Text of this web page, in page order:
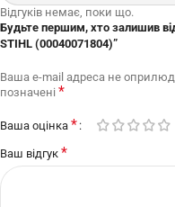
Відгуків немає, поки що.
Будьте першим, хто залишив
STIHL (00040071804)”
Ваша e-mail адреса не
позначені *
Ваша оцінка *
Ваш відгук *